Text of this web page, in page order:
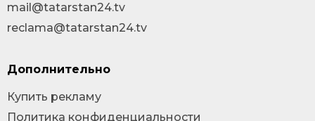
mail@tatarstan24.tv
reclama@tatarstan24.tv
Дополнительно
Купить рекламу
Политика конфиденциальности